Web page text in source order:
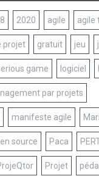
2020 agile agile
projet gratuit jeu
game logiciel
par projets
manifeste agile
source Paca
Projet